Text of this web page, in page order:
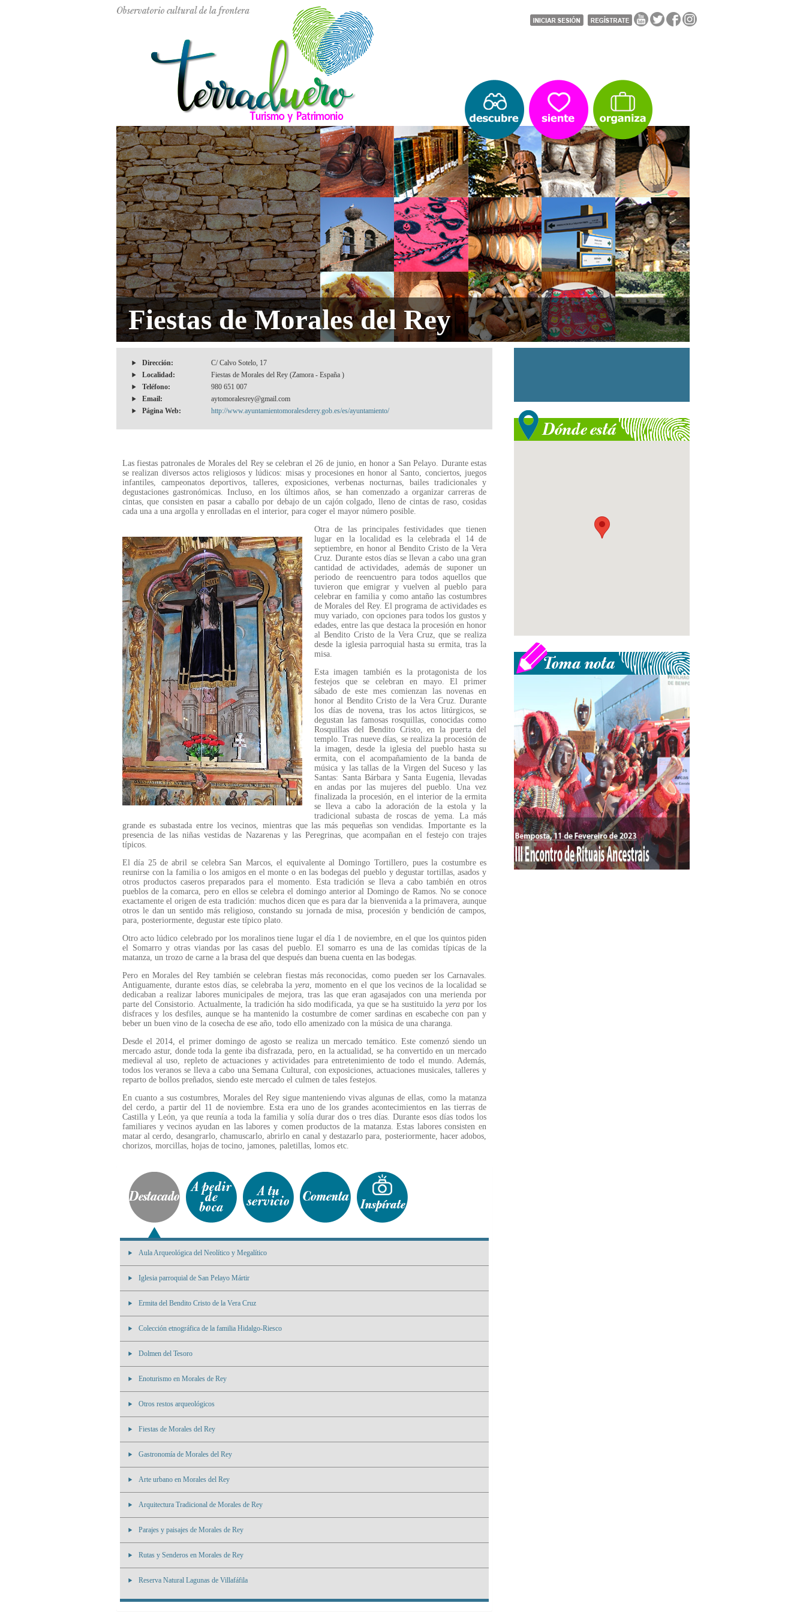
Fiestas de Morales del Rey
Dirección:
C/ Calvo Sotelo, 17
Localidad:
Fiestas de Morales del Rey (Zamora - España )
Teléfono:
980 651 007
Email:
aytomoralesrey@gmail.com
Página Web:
http://www.ayuntamientomoralesderey.gob.es/es/ayuntamiento/
Las fiestas patronales de Morales del Rey se celebran el 26 de junio, en honor a San Pelayo. Durante estas
se realizan diversos actos religiosos y lúdicos: misas y procesiones en honor al Santo, conciertos, juegos
infantiles, campeonatos deportivos, talleres, exposiciones, verbenas nocturnas, bailes tradicionales y
degustaciones gastronómicas. Incluso, en los últimos años, se han comenzado a organizar carreras de
cintas, que consisten en pasar a caballo por debajo de un cajón colgado, lleno de cintas de raso, cosidas
cada una a una argolla y enrolladas en el interior, para coger el mayor número posible.
Otra de las principales festividades que tienen
lugar en la localidad es la celebrada el 14 de
septiembre, en honor al Bendito Cristo de la Vera
Cruz. Durante estos días se llevan a cabo una gran
cantidad de actividades, además de suponer un
periodo de reencuentro para todos aquellos que
tuvieron que emigrar y vuelven al pueblo para
celebrar en familia y como antaño las costumbres
de Morales del Rey. El programa de actividades es
muy variado, con opciones para todos los gustos y
edades, entre las que destaca la procesión en honor
al Bendito Cristo de la Vera Cruz, que se realiza
desde la iglesia parroquial hasta su ermita, tras la
misa.
Esta imagen también es la protagonista de los
festejos que se celebran en mayo. El primer
sábado de este mes comienzan las novenas en
honor al Bendito Cristo de la Vera Cruz. Durante
los días de novena, tras los actos litúrgicos, se
degustan las famosas rosquillas, conocidas como
Rosquillas del Bendito Cristo, en la puerta del
templo. Tras nueve días, se realiza la procesión de
la imagen, desde la iglesia del pueblo hasta su
ermita, con el acompañamiento de la banda de
música y las tallas de la Virgen del Suceso y las
Santas: Santa Bárbara y Santa Eugenia, llevadas
en andas por las mujeres del pueblo. Una vez
finalizada la procesión, en el interior de la ermita
se lleva a cabo la adoración de la estola y la
tradicional subasta de roscas de yema. La más
grande es subastada entre los vecinos, mientras que las más pequeñas son vendidas. Importante es la
presencia de las niñas vestidas de Nazarenas y las Peregrinas, que acompañan en el festejo con trajes
típicos.
El día 25 de abril se celebra San Marcos, el equivalente al Domingo Tortillero, pues la costumbre es
reunirse con la familia o los amigos en el monte o en las bodegas del pueblo y degustar tortillas, asados y
otros productos caseros preparados para el momento. Esta tradición se lleva a cabo también en otros
pueblos de la comarca, pero en ellos se celebra el domingo anterior al Domingo de Ramos. No se conoce
exactamente el origen de esta tradición: muchos dicen que es para dar la bienvenida a la primavera, aunque
otros le dan un sentido más religioso, constando su jornada de misa, procesión y bendición de campos,
para, posteriormente, degustar este típico plato.
Otro acto lúdico celebrado por los moralinos tiene lugar el día 1 de noviembre, en el que los quintos piden
el Somarro y otras viandas por las casas del pueblo. El somarro es una de las comidas típicas de la
matanza, un trozo de carne a la brasa del que después dan buena cuenta en las bodegas.
Pero en Morales del Rey también se celebran fiestas más reconocidas, como pueden ser los Carnavales.
Antiguamente, durante estos días, se celebraba layera, momento en el que los vecinos de la localidad se
dedicaban a realizar labores municipales de mejora, tras las que eran agasajados con una merienda por
parte del Consistorio. Actualmente, la tradición ha sido modificada, ya que se ha sustituido la yerapor los
disfraces y los desfiles, aunque se ha mantenido la costumbre de comer sardinas en escabeche con pan y
beber un buen vino de la cosecha de ese año, todo ello amenizado con la música de una charanga.
Desde el 2014, el primer domingo de agosto se realiza un mercado temático. Este comenzó siendo un
mercado astur, donde toda la gente iba disfrazada, pero, en la actualidad, se ha convertido en un mercado
medieval al uso, repleto de actuaciones y actividades para entretenimiento de todo el mundo. Además,
todos los veranos se lleva a cabo una Semana Cultural, con exposiciones, actuaciones musicales, talleres y
reparto de bollos preñados, siendo este mercado el culmen de tales festejos.
En cuanto a sus costumbres, Morales del Rey sigue manteniendo vivas algunas de ellas, como la matanza
del cerdo, a partir del 11 de noviembre. Esta era uno de los grandes acontecimientos en las tierras de
Castilla y León, ya que reunía a toda la familia y solía durar dos o tres días. Durante esos días todos los
familiares y vecinos ayudan en las labores y comen productos de la matanza. Estas labores consisten en
matar al cerdo, desangrarlo, chamuscarlo, abrirlo en canal y destazarlo para, posteriormente, hacer adobos,
chorizos, morcillas, hojas de tocino, jamones, paletillas, lomos etc.
Aula Arqueológica del Neolítico y Megalítico
Iglesia parroquial de San Pelayo Mártir
Ermita del Bendito Cristo de la Vera Cruz
Colección etnográfica de la familia Hidalgo-Riesco
Dolmen del Tesoro
Enoturismo en Morales de Rey
Otros restos arqueológicos
Fiestas de Morales del Rey
Gastronomía de Morales del Rey
Arte urbano en Morales del Rey
Arquitectura Tradicional de Morales de Rey
Parajes y paisajes de Morales de Rey
Rutas y Senderos en Morales de Rey
Reserva Natural Lagunas de Villafáfila